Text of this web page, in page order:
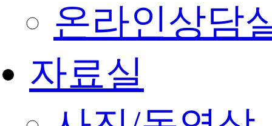
온라인상담
자료실